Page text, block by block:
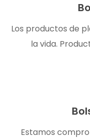
Los productos de
la vida.
Estamos